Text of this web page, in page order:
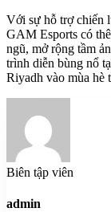
Với sự hỗ trợ chiến
GAM Esports có
ngũ, mở rộng tầm
trình diễn bùng nổ
Riyadh vào mùa hè
Biên tập viên
admin